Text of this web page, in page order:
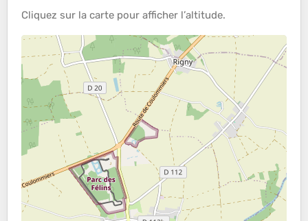
Cliquez sur la carte pour afficher l’altitude.